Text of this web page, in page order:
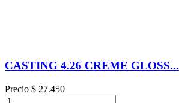
CASTING 4.26 CREME GLOSS...
Precio $ 27.450